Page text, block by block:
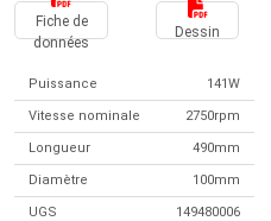
Fiche de
données
Dessin
Puissance 141W
Vitesse nominale 2750rpm
Longueur 490mm
Diamètre 100mm
UGS 149480006